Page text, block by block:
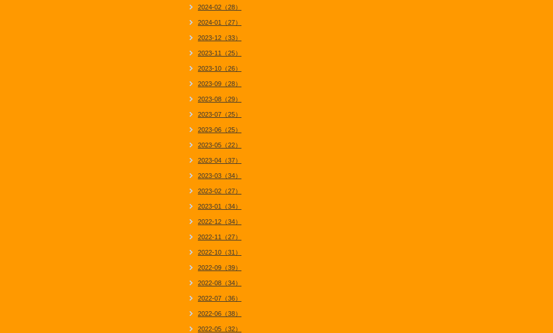
2024-02（28）
2024-01（27）
2023-12（33）
2023-11（25）
2023-10（26）
2023-09（28）
2023-08（29）
2023-07（25）
2023-06（25）
2023-05（22）
2023-04（37）
2023-03（34）
2023-02（27）
2023-01（34）
2022-12（34）
2022-11（27）
2022-10（31）
2022-09（39）
2022-08（34）
2022-07（36）
2022-06（38）
2022-05（32）